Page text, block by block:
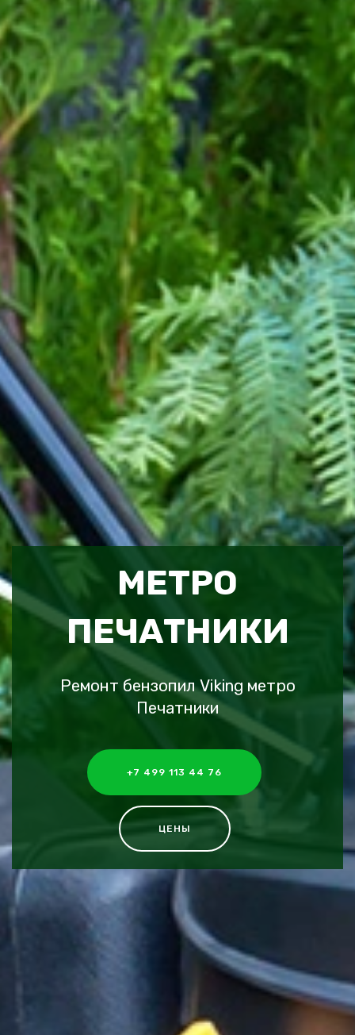
МЕТРО
ПЕЧАТНИКИ
Ремонт бензопил Viking метро
Печатники
+7 499 113 44 76
ЦЕНЫ